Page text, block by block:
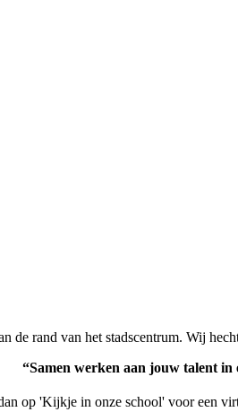
de rand van het stadscentrum. Wij
“Samen werken aan jouw talent in
op 'Kijkje in onze school' voor een